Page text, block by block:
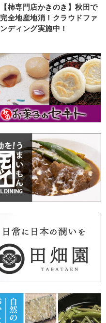
【柿専門店かきのき】秋田で
完全地産地消！クラウドファ
ンディング実施中！